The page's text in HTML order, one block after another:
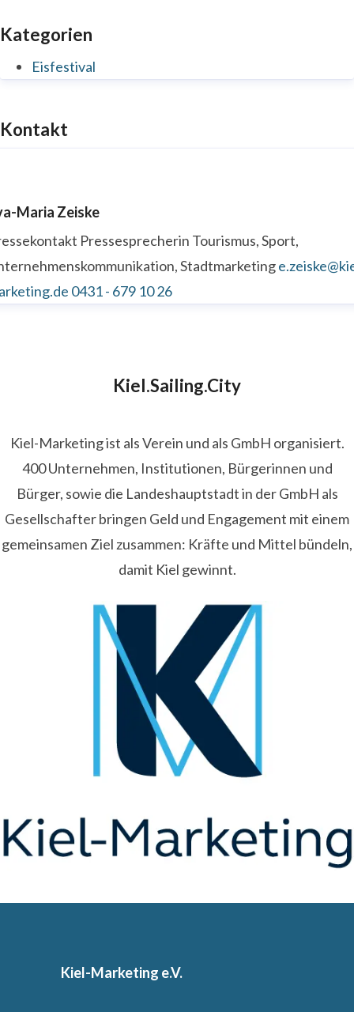
Kategorien
Eisfestival
Kontakt
Maria Zeiske
Pressesprecherin Tourismus, Sport,
Stadtmarketing
0431 - 679 10 26
Kiel.Sailing.City
Kiel-Marketing ist als Verein und als GmbH organisiert.
400 Unternehmen, Institutionen, Bürgerinnen und
Bürger, sowie die Landeshauptstadt in der GmbH als
Gesellschafter bringen Geld und Engagement mit einem
gemeinsamen Ziel zusammen: Kräfte und Mittel bündeln,
damit Kiel gewinnt.
Kiel-Marketing e.V.